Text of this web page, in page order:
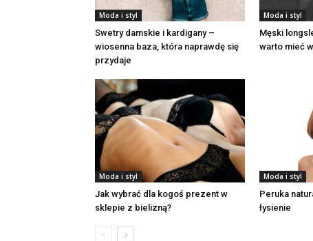
Moda i styl
Swetry damskie i kardigany –
wiosenna baza, która naprawdę się
przydaje
Moda i styl
Męski
warto mieć
Moda i styl
Jak wybrać dla kogoś prezent w
sklepie z bielizną?
Moda i styl
Peruka
łysienie